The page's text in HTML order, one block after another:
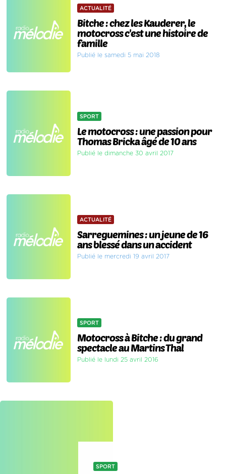
ACTUALITÉ
Bitche : chez les Kauderer, le
motocross c'est une histoire de
famille
Publié le samedi 5 mai 2018
SPORT
Le motocross : une passion pour
Thomas Bricka âgé de 10 ans
Publié le dimanche 30 avril 2017
ACTUALITÉ
Sarreguemines : un jeune de 16
ans blessé dans un accident
Publié le mercredi 19 avril 2017
SPORT
Motocross à Bitche : du grand
spectacle au Martins Thal
Publié le lundi 25 avril 2016
SPORT